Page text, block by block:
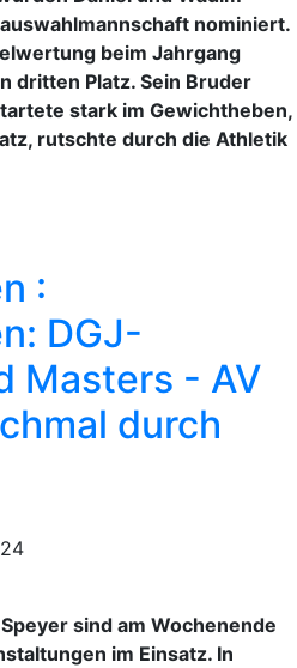
nominiert.
beim Jahrgang
dritten Platz. Sein Bruder
stark im Gewichtheben,
rutschte durch die Athletik
:
DGJ-
Masters - AV
durch
sind am Wochenende
im Einsatz. In